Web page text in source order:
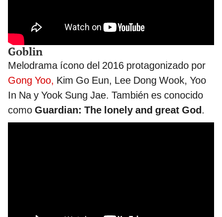
Goblin
Melodrama ícono del 2016 protagonizado por
Gong Yoo, Kim Go Eun, Lee Dong Wook, Yoo
In Na y Yook Sung Jae. También es conocido
como Guardian: The lonely and great God.